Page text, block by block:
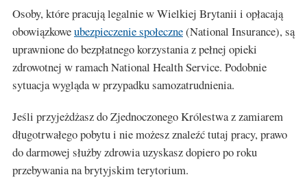
Osoby, które pracują legalnie w Wielkiej Brytanii i opłacają
obowiązkoweubezpieczenie społeczne(National Insurance), są
uprawnione do bezpłatnego korzystania z pełnej opieki
zdrowotnej w ramach National Health Service. Podobnie
sytuacja wygląda w przypadku samozatrudnienia.
Jeśli przyjeżdżasz do Zjednoczonego Królestwa z zamiarem
długotrwałego pobytu i nie możesz znaleźć tutaj pracy, prawo
do darmowej służby zdrowia uzyskasz dopiero po roku
przebywania na brytyjskim terytorium.